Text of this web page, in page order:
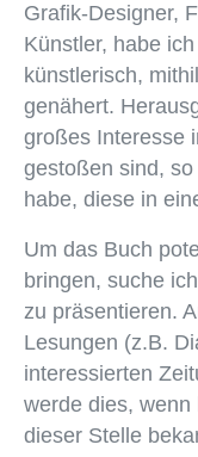
Grafik-Designer,
Künstler, habe
künstlerisch,
genähert.
großes Interesse
gestoßen sind,
habe, diese in
Um das Buch
bringen, suche
zu präsentieren.
Lesungen (z.B.
interessierten
werde dies, wenn
dieser Stelle